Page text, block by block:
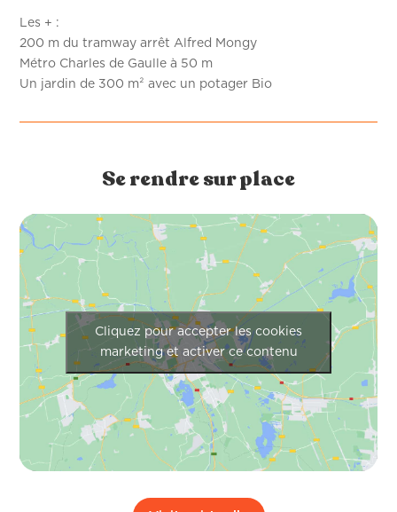
Les + :
200 m du tramway arrêt Alfred Mongy
Métro Charles de Gaulle à 50 m
Un jardin de 300 m² avec un potager Bio
Se rendre sur place
Cliquez pour accepter les cookies
marketing et activer ce contenu